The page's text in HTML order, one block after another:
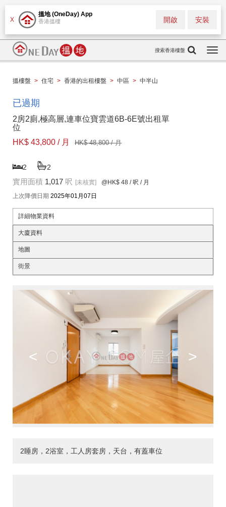
X
搵地 (OneDay) App
香港搵樓 安裝
開啟
搜索香港樓盤
搵樓盤 > 住宅 > 香港的出租樓盤 > 中區 > 中半山
已過期
2房2廁,極高層,連車位寶雲道6B-6E號出租單
位
HK$ 43,800 / 月
HK$ 48,800 / 月
2 2
實用面積 1,017 呎 [未核實] @HK$ 48 / 呎 / 月
上次降價日期 2025年01月07日
詳細物業資料
大廈資料
地圖
街景
< >
2睡房，2浴室，工人房套房，天台，有蓋車位